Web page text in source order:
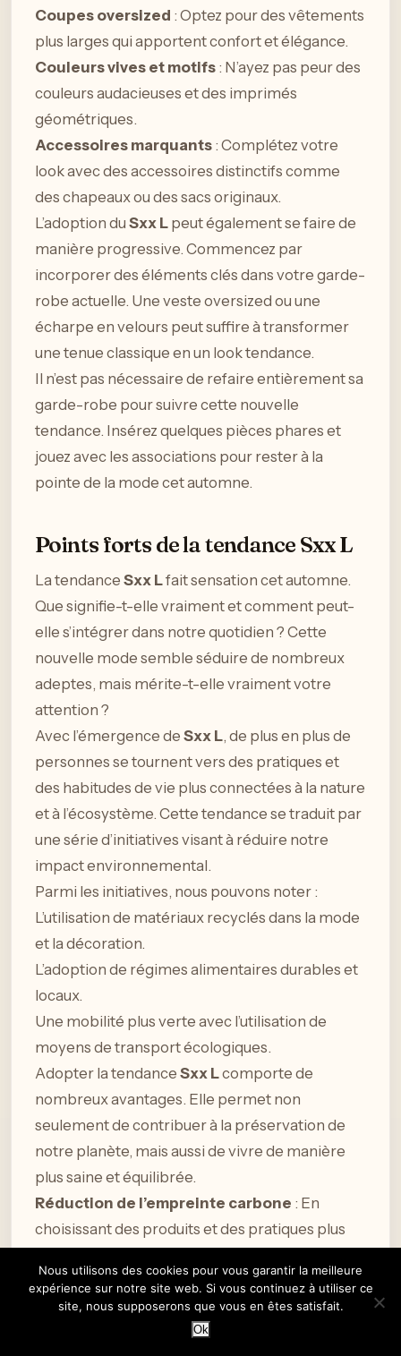
Coupes oversized : Optez pour des vêtements
plus larges qui apportent confort et élégance.
Couleurs vives et motifs : N’ayez pas peur des
couleurs audacieuses et des imprimés
géométriques.
Accessoires marquants : Complétez votre
look avec des accessoires distinctifs comme
des chapeaux ou des sacs originaux.
L’adoption du Sxx L peut également se faire de
manière progressive. Commencez par
incorporer des éléments clés dans votre garde-
robe actuelle. Une veste oversized ou une
écharpe en velours peut suffire à transformer
une tenue classique en un look tendance.
Il n’est pas nécessaire de refaire entièrement sa
garde-robe pour suivre cette nouvelle
tendance. Insérez quelques pièces phares et
jouez avec les associations pour rester à la
pointe de la mode cet automne.
Points forts de la tendance Sxx L
La tendance Sxx Lfait sensation cet automne.
Que signifie-t-elle vraiment et comment peut-
elle s’intégrer dans notre quotidien ? Cette
nouvelle mode semble séduire de nombreux
adeptes, mais mérite-t-elle vraiment votre
attention ?
Avec l’émergence de Sxx L, de plus en plus de
personnes se tournent vers des pratiques et
des habitudes de vie plus connectées à la nature
et à l’écosystème. Cette tendance se traduit par
une série d’initiatives visant à réduire notre
impact environnemental.
Parmi les initiatives, nous pouvons noter :
L’utilisation de matériaux recyclés dans la mode
et la décoration.
L’adoption de régimes alimentaires durables et
locaux.
Une mobilité plus verte avec l’utilisation de
moyens de transport écologiques.
Adopter la tendance Sxx Lcomporte de
nombreux avantages. Elle permet non
seulement de contribuer à la préservation de
notre planète, mais aussi de vivre de manière
plus saine et équilibrée.
Réduction de l’empreinte carbone : En
choisissant des produits et des pratiques plus
écologique.
Bienfaits pour la santé: Une alimentation
locale et saisonnière influence positivement
Nous utilisons des cookies pour vous garantir la meilleure
expérience sur notre site web. Si vous continuez à utiliser ce
site, nous supposerons que vous en êtes satisfait.
Ok